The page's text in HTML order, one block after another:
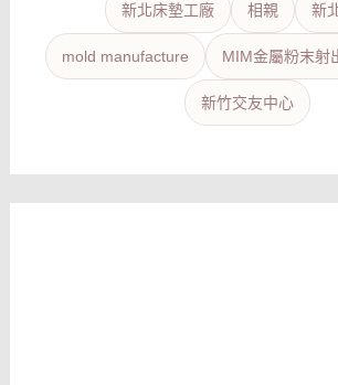
新北床墊工廠 相親 新
mold manufacture MIM金屬粉末射
新竹交友中心